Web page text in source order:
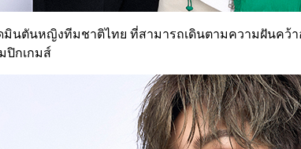
นตันหญิงทีมชาติไทย ที่สามารถเดินตามความฝันคว้
ปิกเกมส์